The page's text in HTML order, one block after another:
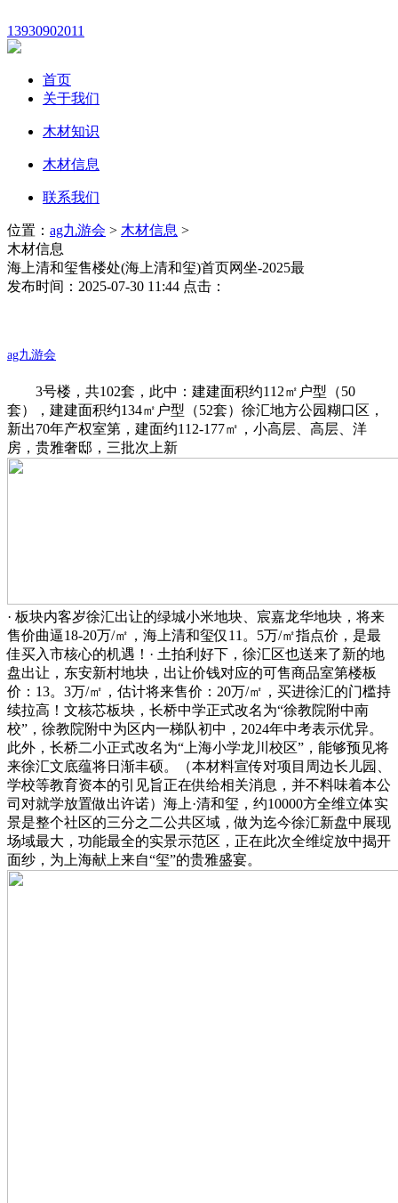
13930902011
首页
关于我们
木材知识
木材信息
联系我们
位置： ag九游会 > 木材信息 >
木材信息
海上清和玺售楼处(海上清和玺)首页网坐-2025最
发布时间：2025-07-30 11:44 点击：
ag九游会
3号楼，共102套，此中：建建面积约112㎡户型（50
套），建建面积约134㎡户型（52套）徐汇地方公园糊口区，
新出70年产权室第，建面约112-177㎡，小高层、高层、洋
房，贵雅奢邸，三批次上新
· 板块内客岁徐汇出让的绿城小米地块、宸嘉龙华地块，将来
售价曲逼18-20万/㎡，海上清和玺仅11。5万/㎡指点价，是最
佳买入市核心的机遇！· 土拍利好下，徐汇区也送来了新的地
盘出让，东安新村地块，出让价钱对应的可售商品室第楼板
价：13。3万/㎡，估计将来售价：20万/㎡，买进徐汇的门槛持
续拉高！文核芯板块，长桥中学正式改名为“徐教院附中南
校”，徐教院附中为区内一梯队初中，2024年中考表示优异。
此外，长桥二小正式改名为“上海小学龙川校区”，能够预见将
来徐汇文底蕴将日渐丰硕。（本材料宣传对项目周边长儿园、
学校等教育资本的引见旨正在供给相关消息，并不料味着本公
司对就学放置做出许诺）海上·清和玺，约10000方全维立体实
景是整个社区的三分之二公共区域，做为迄今徐汇新盘中展现
场域最大，功能最全的实景示范区，正在此次全维绽放中揭开
面纱，为上海献上来自“玺”的贵雅盛宴。